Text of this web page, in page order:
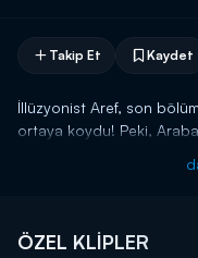
Takip Et Kaydet
İllüzyonist Aref, son
ortaya koydu! Peki,
ÖZEL KLİPLER